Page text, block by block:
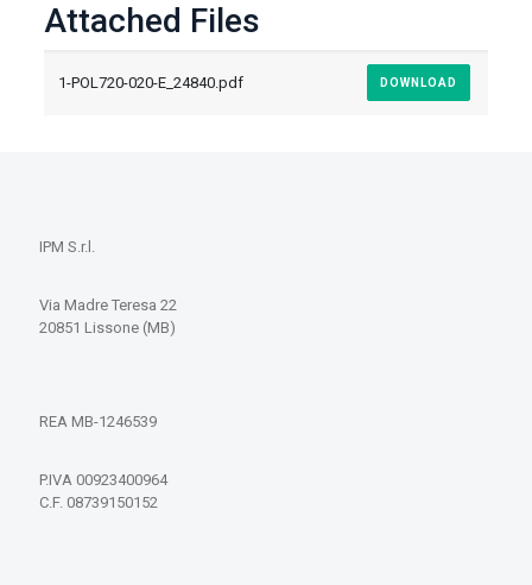
Attached Files
1-POL720-020-E_24840.pdf DOWNLOAD
IPM S.r.l.
Via Madre Teresa 22
20851 Lissone (MB)
REA MB-1246539
P.IVA 00923400964
C.F. 08739150152